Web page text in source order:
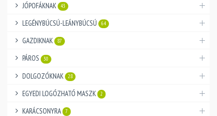
JÓPOFÁKNAK 43
LEGÉNYBÚCSÚ-LEÁNYBÚCSÚ 64
GAZDIKNAK 87
PÁROS 30
DOLGOZÓKNAK 28
EGYEDI LOGÓZHATÓ MASZK 2
KARÁCSONYRA 7